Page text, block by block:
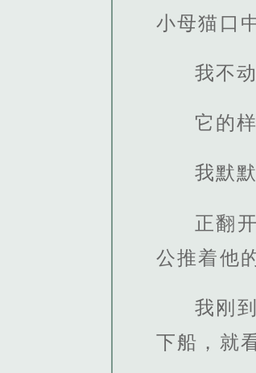
小母猫口
我不
它的
我默
正翻
公推着他
我刚
下船，就